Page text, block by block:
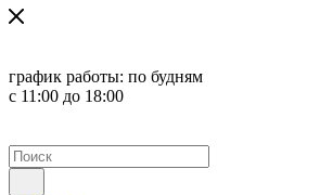
график работы: по будням
с 11:00 до 18:00